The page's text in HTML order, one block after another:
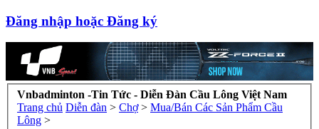
Đăng nhập hoặc Đăng ký
Vnbadminton -Tin Tức - Diễn Đàn Cầu Lông Việt Nam
Trang chủ Diễn đàn > Chợ > Mua/Bán Các Sản Phẩm Cầu
Lông >